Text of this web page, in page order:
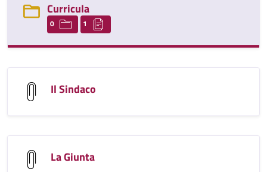
Curricula
0 1
Il Sindaco
La Giunta